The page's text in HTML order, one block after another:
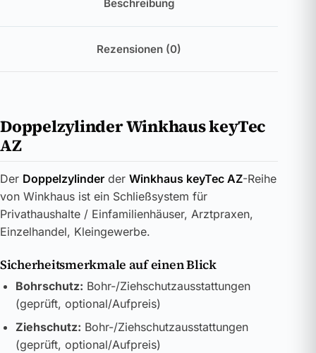
Beschreibung
Rezensionen (0)
Doppelzylinder Winkhaus keyTec
AZ
Der Doppelzylinder der Winkhaus keyTec AZ-Reihe
von Winkhaus ist ein Schließsystem für
Privathaushalte / Einfamilienhäuser, Arztpraxen,
Einzelhandel, Kleingewerbe.
Sicherheitsmerkmale auf einen Blick
Bohrschutz: Bohr-/Ziehschutzausstattungen
(geprüft, optional/Aufpreis)
Ziehschutz: Bohr-/Ziehschutzausstattungen
(geprüft, optional/Aufpreis)